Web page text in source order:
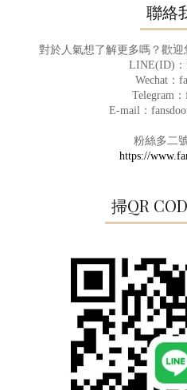
聯絡
對於人氣想了解更多嗎？歡迎
LINE(ID)：
Wechat：
Telegram
E-mail：
粉絲多二
https://
掃QR